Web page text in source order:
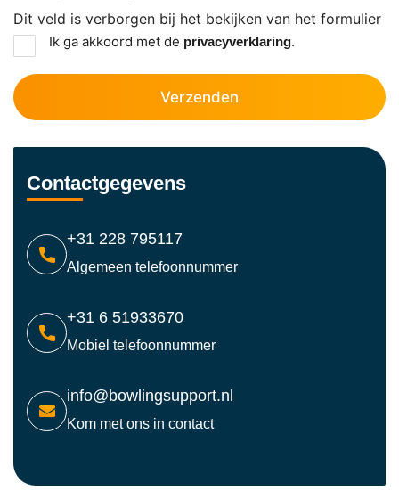
Dit veld is verborgen bij het bekijken van het formulier
Ik ga akkoord met de privacyverklaring.
Contactgegevens
+31 228 795117
Algemeen telefoonnummer
+31 6 51933670
Mobiel telefoonnummer
info@bowlingsupport.nl
Kom met ons in contact